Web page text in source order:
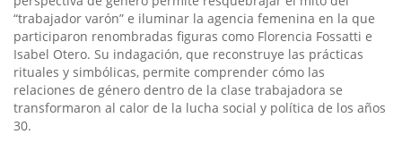
“trabajador varón” e iluminar la agencia femenina en la que
participaron renombradas figuras como Florencia Fossatti e
Isabel Otero. Su indagación, que reconstruye las prácticas
rituales y simbólicas, permite comprender cómo las
relaciones de género dentro de la clase trabajadora se
transformaron al calor de la lucha social y política de los años
30.